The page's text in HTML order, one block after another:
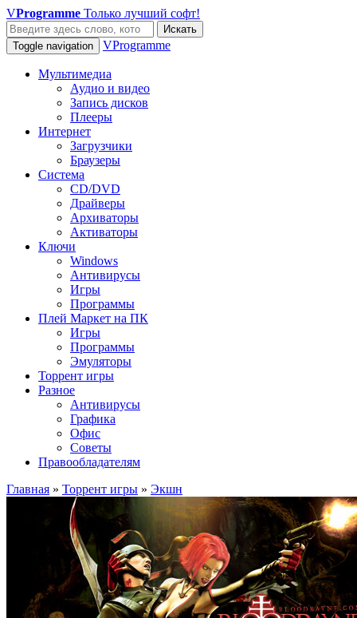
VProgramme Только лучший софт!
Искать
Toggle navigation
VProgramme
Мультимедиа
Аудио и видео
Запись дисков
Плееры
Интернет
Загрузчики
Браузеры
Система
CD/DVD
Драйверы
Архиваторы
Активаторы
Ключи
Windows
Антивирусы
Игры
Программы
Плей Маркет на ПК
Игры
Программы
Эмуляторы
Торрент игры
Разное
Антивирусы
Графика
Офис
Советы
Правообладателям
Главная » Торрент игры » Экшн